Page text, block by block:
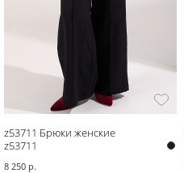
z53711 Брюки женские
z53711
8 250 р.